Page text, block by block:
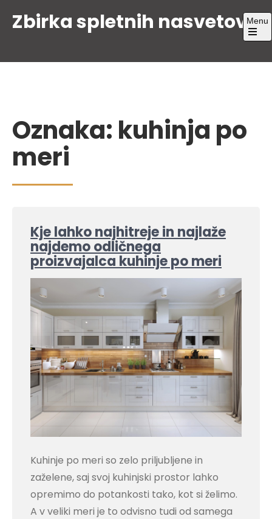
Zbirka spletnih nasvetovMenu
Open
main
Oznaka: kuhinja po
meri
Kje lahko najhitreje in najlaže
najdemo odličnega
proizvajalca kuhinje po meri
Kuhinje po meri so zelo priljubljene in
zaželene, saj svoj kuhinjski prostor lahko
opremimo do potankosti tako, kot si želimo.
A v veliki meri je to odvisno tudi od samega